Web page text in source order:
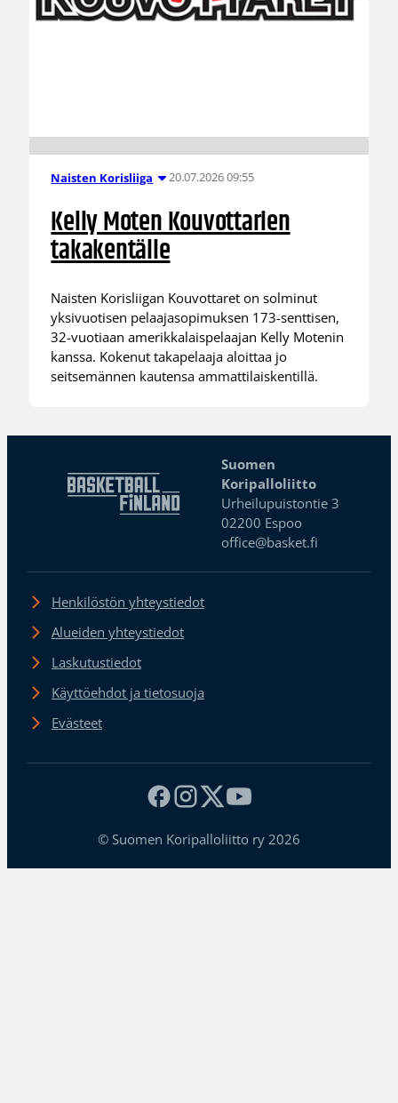
Naisten Korisliiga 20.07.2026 09:55
Kelly Moten Kouvottarien
takakentälle
Naisten Korisliigan Kouvottaret on solminut
yksivuotisen pelaajasopimuksen 173-senttisen,
32-vuotiaan amerikkalaispelaajan Kelly Motenin
kanssa. Kokenut takapelaaja aloittaa jo
seitsemännen kautensa ammattilaiskentillä.
Suomen
Koripalloliitto
Urheilupuistontie 3
02200 Espoo
office@basket.fi
Henkilöstön yhteystiedot
Alueiden yhteystiedot
Laskutustiedot
Käyttöehdot ja tietosuoja
Evästeet
© Suomen Koripalloliitto ry 2026